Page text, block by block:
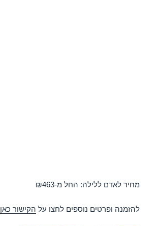
מחיר לאדם ללילה: החל מ-₪463
להזמנה ופרטים נוספים לחצו על הקישור כאן